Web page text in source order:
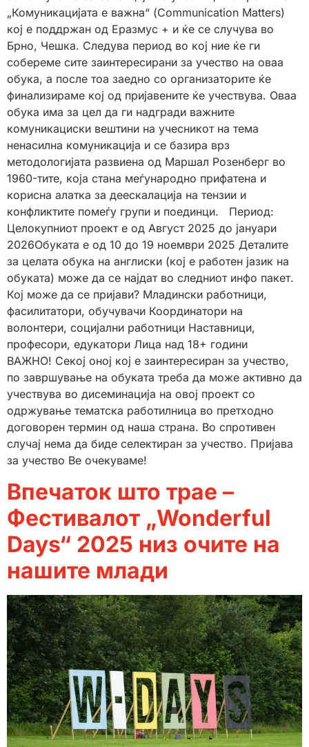
„Комуникацијата е важна“ (Communication Matters)
кој е поддржан од Еразмус + и ќе се случува во
Брно, Чешка. Следува период во кој ние ќе ги
собереме сите заинтересирани за учество на оваа
обука, а после тоа заедно со организаторите ќе
финализираме кој од пријавените ќе учествува. Оваа
обука има за цел да ги надгради важните
комуникациски вештини на учесникот на тема
ненасилна комуникација и се базира врз
методологијата развиена од Маршал Розенберг во
1960-тите, која стана меѓународно прифатена и
корисна алатка за деескалација на тензии и
конфликтите помеѓу групи и поединци. Период:
Целокупниот проект е од Август 2025 до јануари
2026Обуката е од 10 до 19 ноември 2025 Деталите
за целата обука на англиски (кој е работен јазик на
обуката) може да се најдат во следниот инфо пакет.
Кој може да се пријави? Mладински работници,
фасилитатори, обучувачи Координатори на
волонтери, социјални работници Наставници,
професори, едукатори Лица над 18+ години
ВАЖНО! Секој оној кој е заинтересиран за учество,
по завршување на обуката треба да може активно да
учествува во дисеминација на овој проект со
одржување тематска работилница во претходно
договорен термин од наша страна. Во спротивен
случај нема да биде селектиран за учество. Пријава
за учество Ве очекуваме!
Впечаток што трае –
Фестивалот „Wonderful
Days“ 2025 низ очите на
нашите млади